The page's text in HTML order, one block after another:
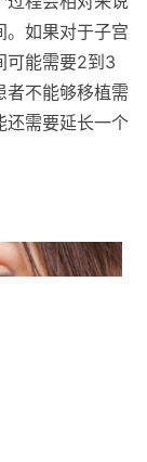
。如果对于子宫
可能需要2到3
者不能够移植需
还需要延长一个